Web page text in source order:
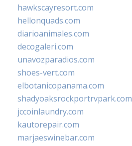
hawkscayresort.com
hellonquads.com
diarioanimales.com
decogaleri.com
unavozparadios.com
shoes-vert.com
elbotanicopanama.com
shadyoaksrockportrvpark.com
jccoinlaundry.com
kautorepair.com
marjaeswinebar.com